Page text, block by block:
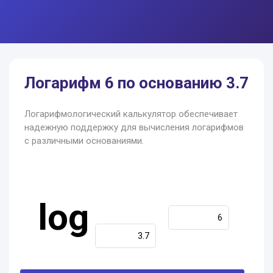
Логарифм 6 по основанию 3.7
Логарифмологический калькулятор обеспечивает
надежную поддержку для вычисления логарифмов
с различными основаниями.
log